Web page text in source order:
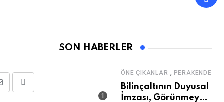
SON HABERLER
ÖNE ÇIKANLAR , PERAKENDE
Bilinçaltının Duyusal
İmzası, Görünmeyen